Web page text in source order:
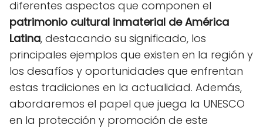
diferentes aspectos que componen el
patrimonio cultural inmaterial de América
Latina, destacando su significado, los
principales ejemplos que existen en la región y
los desafíos y oportunidades que enfrentan
estas tradiciones en la actualidad. Además,
abordaremos el papel que juega la UNESCO
en la protección y promoción de este